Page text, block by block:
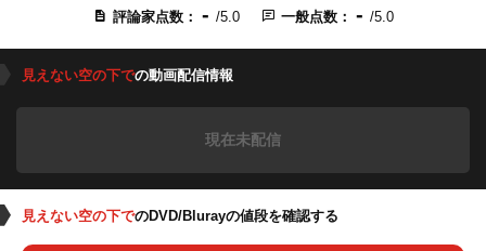
評論家点数： - /5.0 一般点数： - /5.0
見えない空の下での動画配信情報
現在未配信
見えない空の下でのDVD/Blurayの値段を確認する